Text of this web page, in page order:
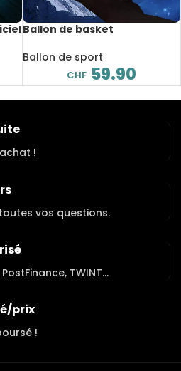
Ballon de basket
réfléchissant, officiel taille 7,
résistant à l’usure, avec sac
filet et aiguille
Ballon de sport
CHF 59.90
!
vos questions.
TWINT...
prix
!